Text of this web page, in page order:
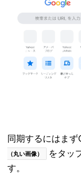
同期するにはま
（丸い画像）
をタッ
す。